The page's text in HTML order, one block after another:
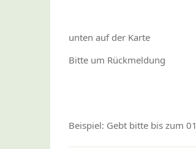
unten auf der Karte
Bitte um Rückmeldung
Beispiel: Gebt bitte bis zum